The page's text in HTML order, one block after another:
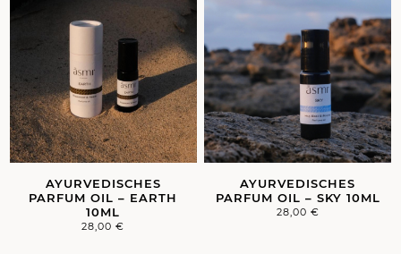
AYURVEDISCHES
PARFUM OIL – EARTH
10ML
28,00€
AYURVEDISCHES
PARFUM OIL – SKY 10ML
28,00 €